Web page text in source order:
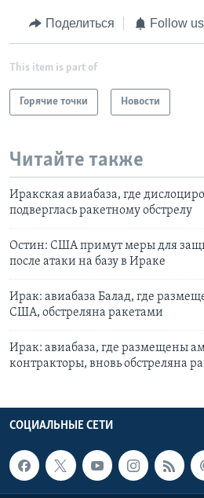
Поделиться Follow us
This item is part of
Горячие точки Новости
Читайте также
Иракская авиабаза, где
подверглась ракетному обстрелу
Остин: США примут меры для
после атаки на базу в Ираке
Ирак: авиабаза Балад, где
США, обстреляна ракетами
Ирак: авиабаза, где размещены
контракторы, вновь обстреляна
СОЦИАЛЬНЫЕ СЕТИ